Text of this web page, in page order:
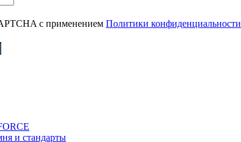
с применением Политики конфиденциальности
и стандарты